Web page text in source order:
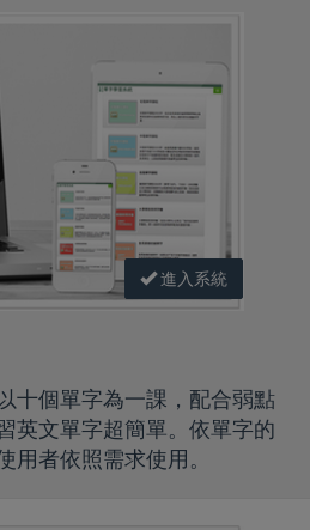
進入系統
十個單字為一課，配合弱點
英文單字超簡單。依單字的
用者依照需求使用。